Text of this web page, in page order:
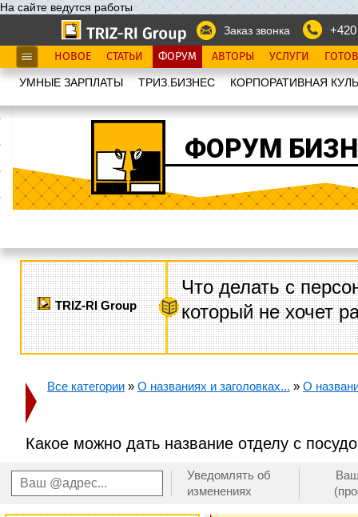
На сайте ведутся работы
Заказ звонка
НОВОЕ СТАТЬИ ФОРУМ АВТОРЫ УСЛУГИ
УМНЫЕ ЗАРПЛАТЫ ТРИЗ.БИЗНЕС КОРПОРАТИВНАЯ
ФОРУМ
TRIZ-RI Group
Что делать с
который не хочет
Все категории » О названиях и заголовках... » О
Какое можно дать название отделу с
Уведомлять об
изменениях